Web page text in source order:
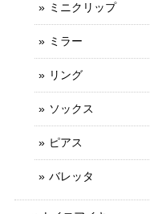
ミニクリップ
ミラー
リング
ソックス
ピアス
バレッタ